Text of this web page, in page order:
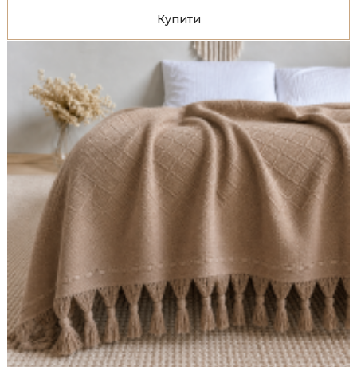
Купити